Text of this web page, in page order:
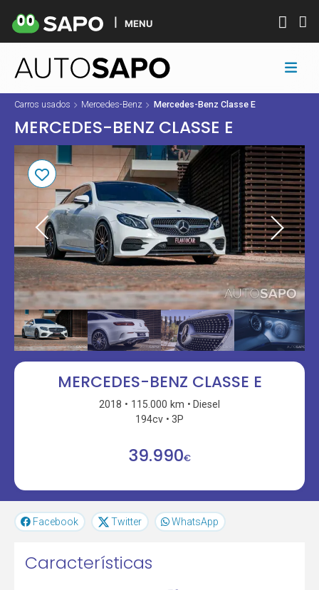
MENU
Carros usados Mercedes-Benz Mercedes-Benz Classe E
MERCEDES-BENZ CLASSE E
MERCEDES-BENZ CLASSE E
2018 115.000 km
Diesel
194cv
3P
39.990€
Facebook Twitter WhatsApp
Características